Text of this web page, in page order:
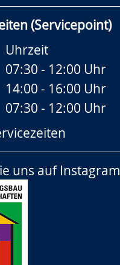
(Servicepoint)
Uhrzeit
07:30 - 12:00 Uhr
14:00 - 16:00 Uhr
07:30 - 12:00 Uhr
uns auf Instagram